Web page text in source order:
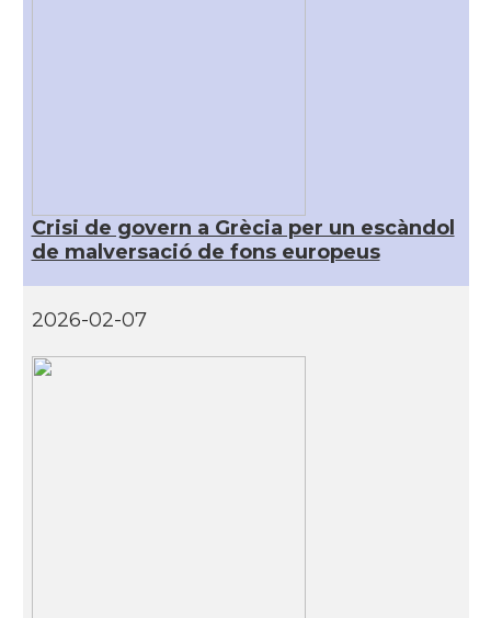
Crisi de govern a Grècia per un escàndol
de malversació de fons europeus
2026-02-07